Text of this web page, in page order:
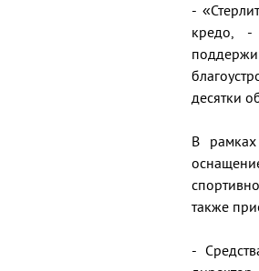
-
кредо, -
десятки
В
также
-